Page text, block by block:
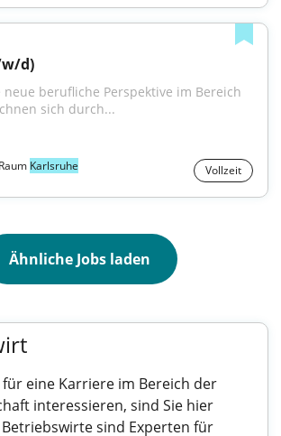
d)
neue berufliche Perspektive im Bereich
sich durch...
Karlsruhe Vollzeit
Ähnliche Jobs laden
für eine Karriere im Bereich der
interessieren, sind Sie hier
sind Experten für